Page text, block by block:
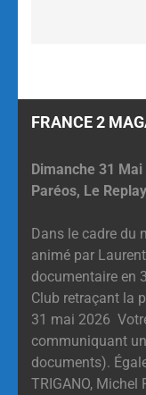
FRANCE 2
Dimanche 31
Paréos, Le Replay
Dans le cadre du
animé par
documentaire en
Club retraçant la
31 mai 2026
communiquant
documents).
TRIGANO, Michel